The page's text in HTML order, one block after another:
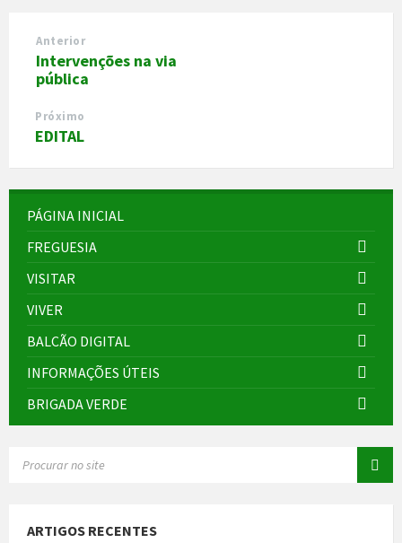
Anterior
Intervenções na via
pública
Próximo
EDITAL
PÁGINA INICIAL
FREGUESIA
VISITAR
VIVER
BALCÃO DIGITAL
INFORMAÇÕES ÚTEIS
BRIGADA VERDE
ARTIGOS RECENTES